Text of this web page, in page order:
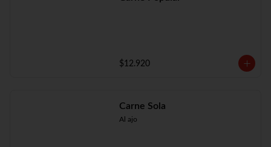
$12.920
Carne Sola
Al ajo